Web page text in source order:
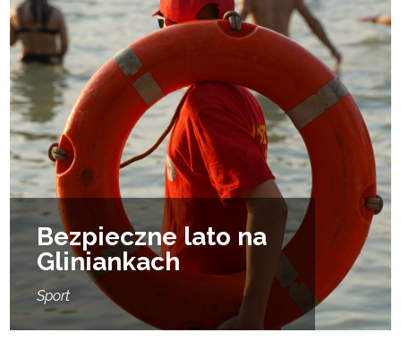
Bezpieczne lato na
Gliniankach
Sport